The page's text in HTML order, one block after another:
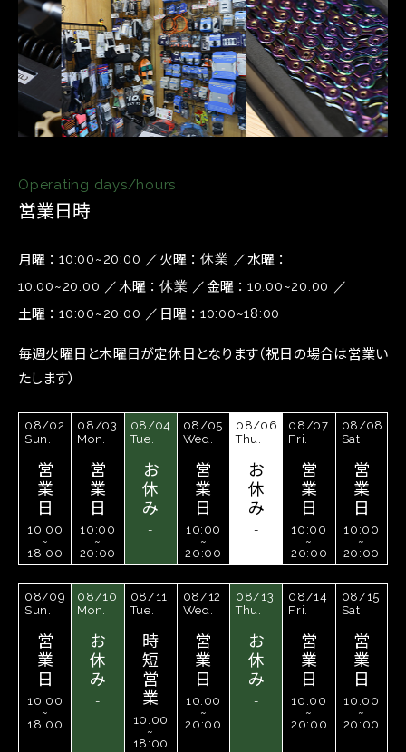
Operating days/hours
営業日時
月曜 10:00~20:00 火曜 休業 水曜
10:00~20:00 木曜 休業 金曜 10:00~20:00
土曜 10:00~20:00 日曜 10:00~18:00
毎週火曜日と木曜日が定休日となります（祝日の場合は営業い
たします）
08/02
Sun.
営
業
日
10:00
~
18:00
08/03
Mon.
営
業
日
10:00
~
20:00
08/04
Tue.
お
休
み
-
08/05
Wed.
営
業
日
10:00
~
20:00
08/06
Thu.
お
休
み
-
08/07
Fri.
営
業
日
10:00
~
20:00
08/08
Sat.
営
業
日
10:00
~
20:00
08/09
Sun.
営
業
日
10:00
~
18:00
08/10
Mon.
お
休
み
-
08/11
Tue.
時
短
営
業
10:00
~
18:00
08/12
Wed.
営
業
日
10:00
~
20:00
08/13
Thu.
お
休
み
-
08/14
Fri.
営
業
日
10:00
~
20:00
08/15
Sat.
営
業
日
10:00
~
20:00